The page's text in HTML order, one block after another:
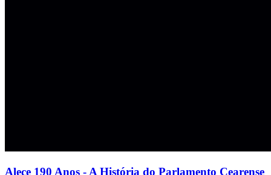
Alece 190 Anos - A História do Parlamento Cearense